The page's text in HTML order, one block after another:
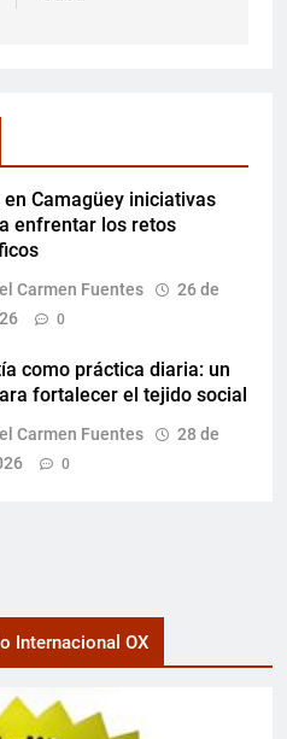
Camagüey iniciativas
enfrentar los retos
Carmen Fuentes
26 de
0
como práctica diaria: un
fortalecer el tejido social
Carmen Fuentes
28 de
0
Internacional OX